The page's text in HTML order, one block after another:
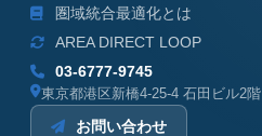
圏域統合最適化とは
AREA DIRECT LOOP
03-6777-9745
東京都港区新橋4-25-4 石田ビル2階
お問い合わせ